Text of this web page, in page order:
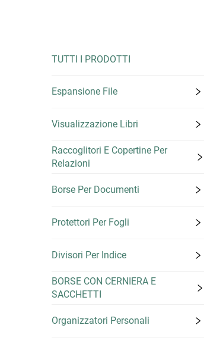
TUTTI I PRODOTTI
Espansione File
Visualizzazione Libri
Raccoglitori E Copertine Per
Relazioni
Borse Per Documenti
Protettori Per Fogli
Divisori Per Indice
BORSE CON CERNIERA E
SACCHETTI
Organizzatori Personali